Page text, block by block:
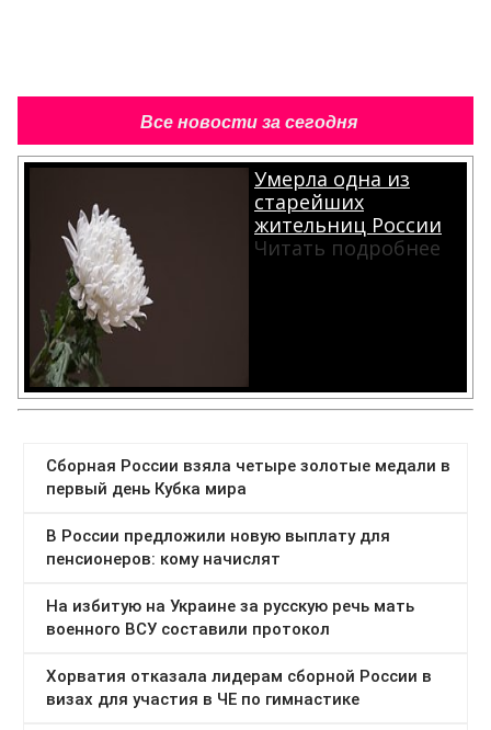
Все новости за сегодня
Умерла одна из
старейших
жительниц России
Читать подробнее